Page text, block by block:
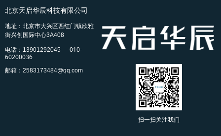
扫一扫关注我们
北京天启华辰科技有限公司
地址：北京市大兴区西红门镇欣雅
街兴创国际中心3A408
电话：13901292045 010-
60200036
邮箱：2583173484@qq.com